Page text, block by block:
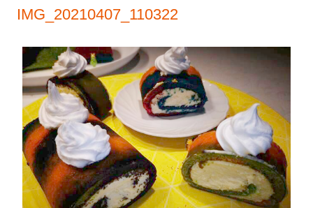
IMG_20210407_110322